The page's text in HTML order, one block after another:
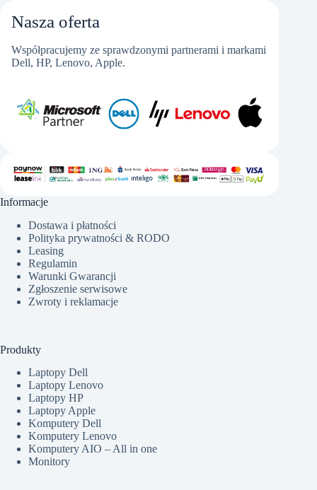
Nasza oferta
Współpracujemy ze sprawdzonymi partnerami i markami
Dell, HP, Lenovo, Apple.
Informacje
Dostawa i płatności
Polityka prywatności & RODO
Leasing
Regulamin
Warunki Gwarancji
Zgłoszenie serwisowe
Zwroty i reklamacje
Produkty
Laptopy Dell
Laptopy Lenovo
Laptopy HP
Laptopy Apple
Komputery Dell
Komputery Lenovo
Komputery AIO – All in one
Monitory